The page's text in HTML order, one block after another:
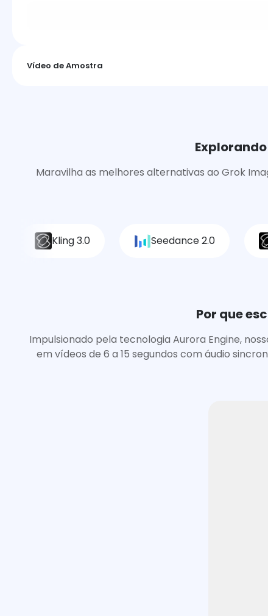
Vídeo de Amostra
Maravilha as melhores alternativas ao Grok
Kling 3.0 Seedance 2.0
Por que
Impulsionado pela tecnologia Aurora Engine,
em vídeos de 6 a 15 segundos com áudio